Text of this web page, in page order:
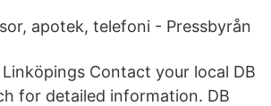
apotek, telefoni - Pressbyrån
Contact your local DB
for detailed information. DB